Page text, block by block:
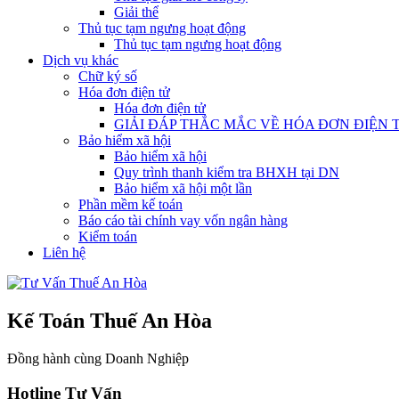
Giải thể
Thủ tục tạm ngưng hoạt động
Thủ tục tạm ngưng hoạt động
Dịch vụ khác
Chữ ký số
Hóa đơn điện tử
Hóa đơn điện tử
GIẢI ĐÁP THẮC MẮC VỀ HÓA ĐƠN ĐIỆN
Bảo hiểm xã hội
Bảo hiểm xã hội
Quy trình thanh kiểm tra BHXH tại DN
Bảo hiểm xã hội một lần
Phần mềm kế toán
Báo cáo tài chính vay vốn ngân hàng
Kiểm toán
Liên hệ
Kế Toán Thuế An Hòa
Đồng hành cùng Doanh Nghiệp
Hotline Tư Vấn